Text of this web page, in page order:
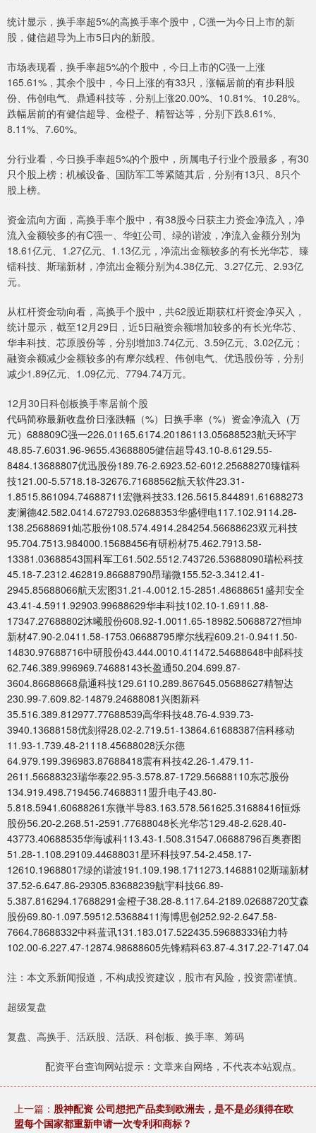
统计显示，换手率超5%的高换手率个股中，C强一为今日上市的新
股，健信超导为上市5日内的新股。
市场表现看，换手率超5%的个股中，今日上市的C强一上涨
165.61%，其余个股中，今日上涨的有33只，涨幅居前的有步科股
份、伟创电气、鼎通科技等，分别上涨20.00%、10.81%、10.28%。
跌幅居前的有健信超导、金橙子、精智达等，分别下跌8.61%、
8.11%、7.60%。
分行业看，今日换手率超5%的个股中，所属电子行业个股最多，有30
只个股上榜；机械设备、国防军工等紧随其后，分别有13只、8只个
股上榜。
资金流向方面，高换手率个股中，有38股今日获主力资金净流入，净
流入金额较多的有C强一、华虹公司、绿的谐波，净流入金额分别为
18.61亿元、1.27亿元、1.13亿元，净流出金额较多的有长光华芯、臻
镭科技、斯瑞新材，净流出金额分别为4.38亿元、3.27亿元、2.93亿
元。
从杠杆资金动向看，高换手个股中，共62股近期获杠杆资金净买入，
统计显示，截至12月29日，近5日融资余额增加较多的有长光华芯、
华丰科技、芯原股份等，分别增加3.74亿元、3.59亿元、3.02亿元；
融资余额减少金额较多的有摩尔线程、伟创电气、优迅股份等，分别
减少1.89亿元、1.09亿元、7794.74万元。
12月30日科创板换手率居前个股
代码简称最新收盘价日涨跌幅（%）日换手率（%）资金净流入（万
元）688809C强一226.01165.6174.20186113.05688523航天环宇
48.85-7.6031.96-9655.43688805健信超导43.10-8.6129.55-
8484.13688807优迅股份189.76-2.6923.52-6012.25688270臻镭科
技121.00-5.5718.18-32676.71688562航天软件23.31-
1.8515.861094.74688711宏微科技33.126.5615.844891.61688273
麦澜德42.582.0414.672793.02688353华盛锂电117.102.9114.28-
138.25688691灿芯股份108.574.4914.284254.56688623双元科技
95.704.7513.984000.15688456有研粉材75.462.7913.58-
13381.03688543国科军工61.502.5512.743726.53688090瑞松科技
45.18-7.2312.462819.86688790昂瑞微155.52-3.3412.41-
2945.85688066航天宏图31.21-4.0012.15-2851.48688651盛邦安全
43.41-4.5911.92903.99688629华丰科技102.10-1.6911.88-
17347.27688802沐曦股份608.92-1.0011.65-18982.50688727恒坤
新材47.90-2.0411.58-1753.06688795摩尔线程609.21-0.9411.50-
14830.97688716中研股份43.444.0010.411472.54688648中邮科技
62.746.389.996969.74688143长盈通50.204.699.87-
3604.86688668鼎通科技129.6110.289.867645.05688627精智达
230.99-7.609.82-14879.24688081兴图新科
35.516.389.812977.77688539高华科技48.76-4.939.73-
3940.13688158优刻得28.02-2.719.51-13864.61688387信科移动
11.93-1.739.48-21118.45688028沃尔德
64.979.199.396983.87688418震有科技42.26-1.479.11-
2611.56688323瑞华泰22.95-3.578.87-1729.56688110东芯股份
134.919.498.719456.74688311盟升电子43.80-
5.818.5941.60688261东微半导83.163.578.561625.31688416恒烁
股份56.20-2.268.51-2591.77688048长光华芯129.48-2.628.40-
43773.40688535华海诚科113.43-1.508.31547.06688796百奥赛图
51.28-1.108.29109.44688031星环科技97.54-2.458.17-
12610.19688017绿的谐波191.109.198.1711273.14688102斯瑞新材
37.52-6.647.86-29305.83688239航宇科技66.89-
5.387.816294.17688291金橙子38.28-8.117.64-2189.02688720艾森
股份69.80-1.097.59512.53688411海博思创252.92-2.647.58-
7664.78688332中科蓝讯131.183.017.522435.59688333铂力特
102.00-6.227.47-12874.98688605先锋精科63.87-4.317.22-7147.04
注：本文系新闻报道，不构成投资建议，股市有风险，投资需谨慎。
超级复盘
复盘、高换手、活跃股、活跃、科创板、换手率、筹码
配资平台查询网站提示：文章来自网络，不代表本站观点。
上一篇： 股神配资 公司想把产品卖到欧洲去，是不是必须得在欧
盟每个国家都重新申请一次专利和商标？